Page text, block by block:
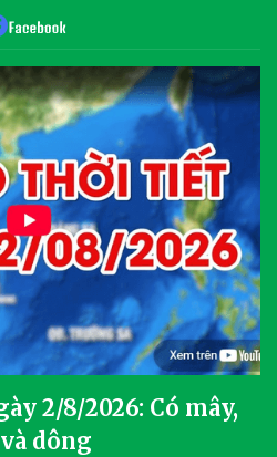
2/8/2026: Có mây,
dông